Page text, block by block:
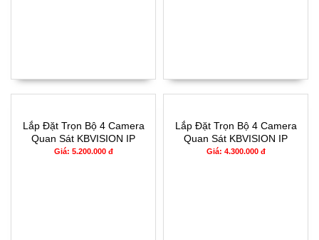
Lắp Đặt Trọn Bộ 4 Camera
Quan Sát KBVISION IP
CCTV - Y2004IP
Giá: 5.200.000 đ
Lắp Đặt Trọn Bộ 4 Camera
Quan Sát KBVISION IP
CCTV - Y1004IP
Giá: 4.300.000 đ